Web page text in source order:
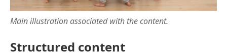
Main illustration associated with the content.
Structured content